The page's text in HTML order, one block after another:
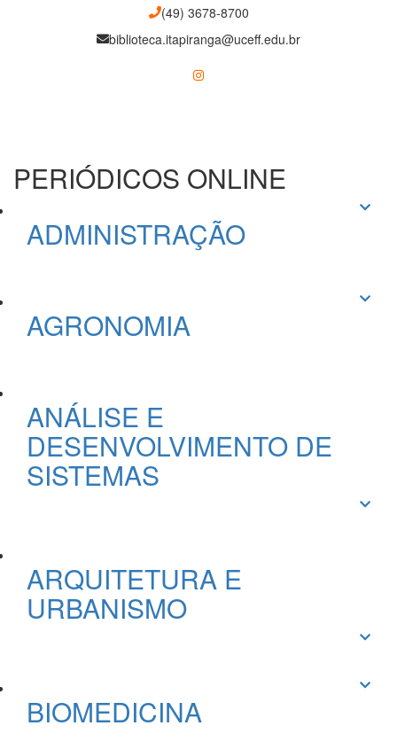
(49) 3678-8700
biblioteca.itapiranga@uceff.edu.br
PERIÓDICOS ONLINE
ADMINISTRAÇÃO
AGRONOMIA
ANÁLISE E
DESENVOLVIMENTO DE
SISTEMAS
ARQUITETURA E
URBANISMO
BIOMEDICINA